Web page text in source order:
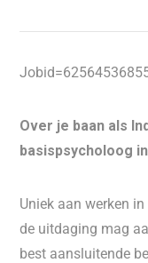
Over je baan als
basispsycholoog
Uniek aan werken
de uitdaging mag
best aansluitende